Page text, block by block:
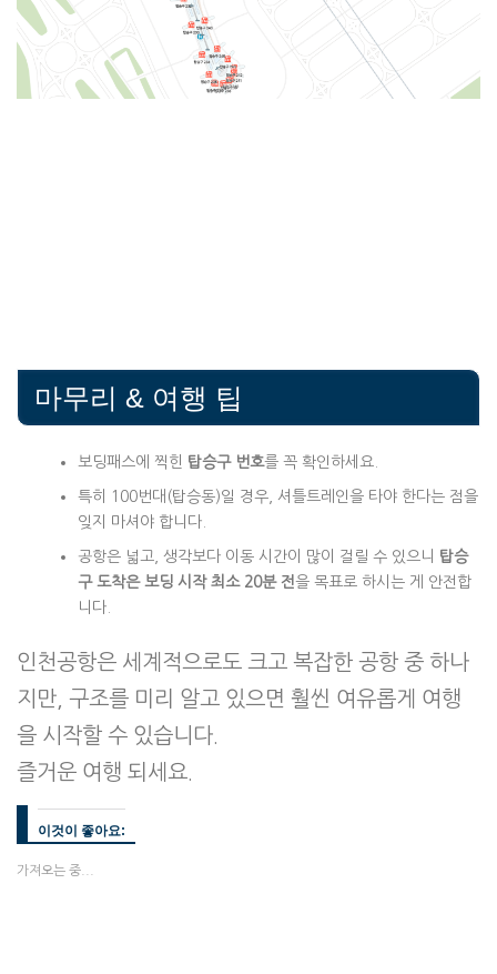
마무리 & 여행 팁
보딩패스에 찍힌 탑승구 번호를 꼭 확인하세요.
특히 100번대(탑승동)일 경우, 셔틀트레인을 타야 한다는 점을
잊지 마셔야 합니다.
공항은 넓고, 생각보다 이동 시간이 많이 걸릴 수 있으니 탑승
구 도착은 보딩 시작 최소 20분 전 을 목표로 하시는 게 안전합
니다.
인천공항은 세계적으로도 크고 복잡한 공항 중 하나
지만, 구조를 미리 알고 있으면 훨씬 여유롭게 여행
을 시작할 수 있습니다.
즐거운 여행 되세요.
이것이 좋아요:
가져오는 중...